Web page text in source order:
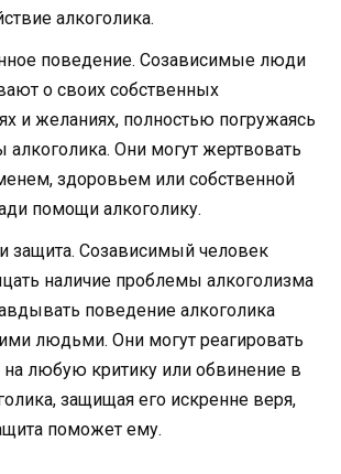
алкоголика.
поведение. Созависимые люди
о своих собственных
и желаниях, полностью погружаясь
Они могут жертвовать
здоровьем или собственной
помощи алкоголику.
защита. Созависимый человек
наличие проблемы алкоголизма
поведение алкоголика
людьми. Они могут реагировать
на любую критику или обвинение в
защищая его искренне веря,
поможет ему.